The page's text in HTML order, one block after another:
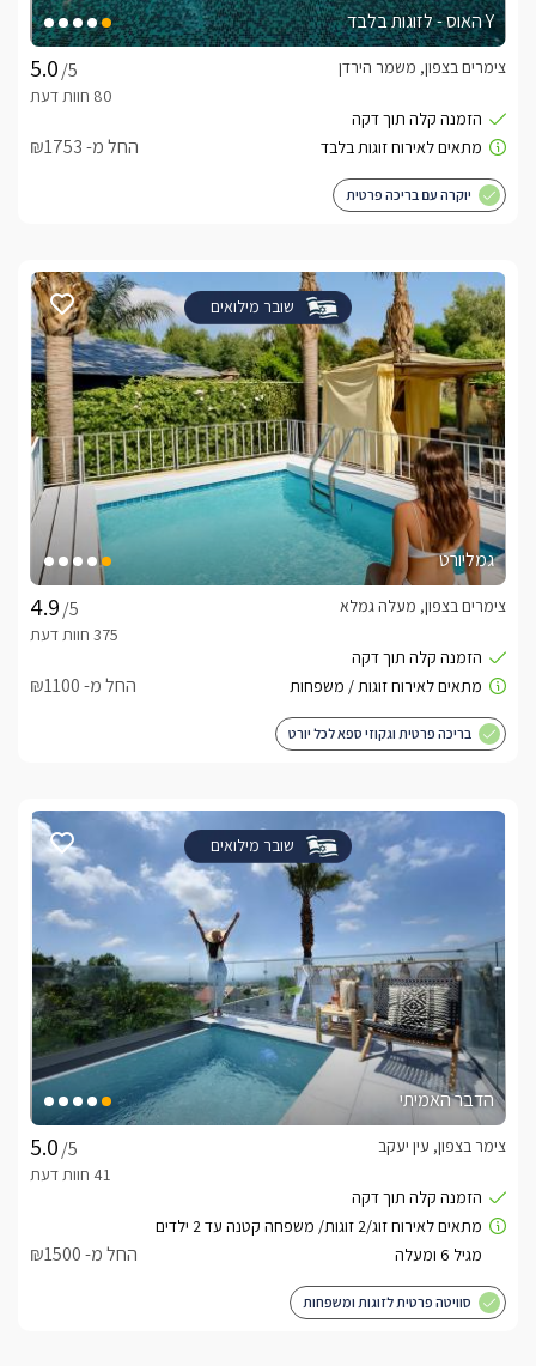
Y האוס - לזוגות בלבד
/5
צימרים בצפון, משמר הירדן
החל מ- ₪1753
יוקרה עם בריכה פרטית
שובר מילואים
גמליורט
/5
צימרים בצפון, מעלה גמלא
החל מ- ₪1100
בריכה פרטית וגקוזי ספא לכל יורט
שובר מילואים
הדבר האמיתי
/5
צימר בצפון, עין יעקב
החל מ- ₪1500
סוויטה פרטית לזוגות ומשפחות